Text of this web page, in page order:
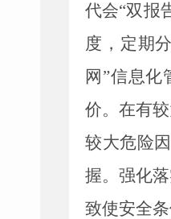
代会“双报
度，定期
网”信息
价。在有
较大危险
握。强化
致使安全